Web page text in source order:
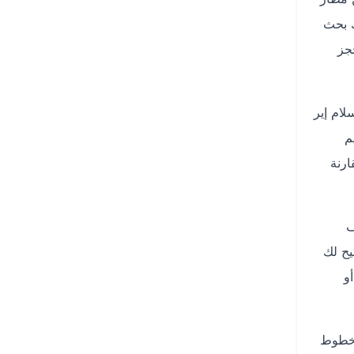
بحث
إير
لك